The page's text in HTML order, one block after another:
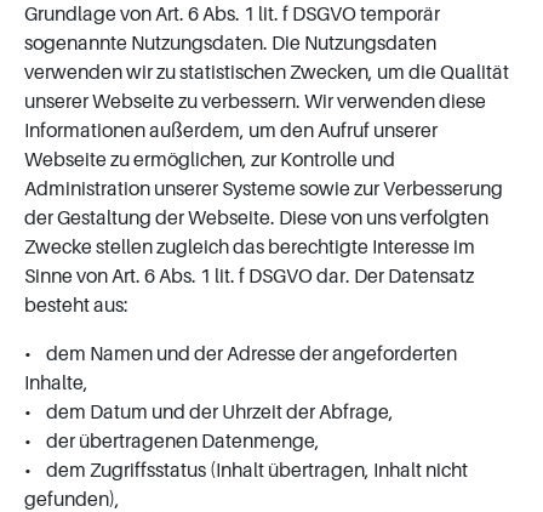
Grundlage von Art. 6 Abs. 1 lit. f DSGVO temporär
sogenannte Nutzungsdaten. Die Nutzungsdaten
verwenden wir zu statistischen Zwecken, um die Qualität
unserer Webseite zu verbessern. Wir verwenden diese
Informationen außerdem, um den Aufruf unserer
Webseite zu ermöglichen, zur Kontrolle und
Administration unserer Systeme sowie zur Verbesserung
der Gestaltung der Webseite. Diese von uns verfolgten
Zwecke stellen zugleich das berechtigte Interesse im
Sinne von Art. 6 Abs. 1 lit. f DSGVO dar. Der Datensatz
besteht aus:
• dem Namen und der Adresse der angeforderten
Inhalte,
• dem Datum und der Uhrzeit der Abfrage,
• der übertragenen Datenmenge,
• dem Zugriffsstatus (Inhalt übertragen, Inhalt nicht
gefunden),